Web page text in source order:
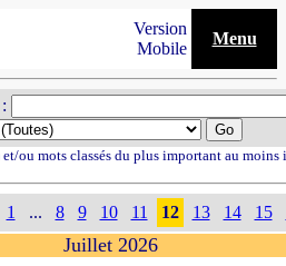
Version
Mobile
Menu
ou mots classés du plus important au moins
1 ... 8 9 10 11 12 13 14 15
Juillet 2026